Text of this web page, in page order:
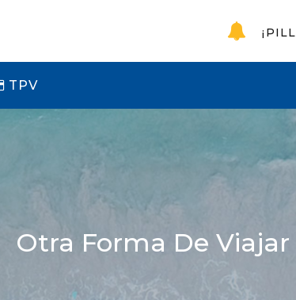
TPV
Otra Forma De